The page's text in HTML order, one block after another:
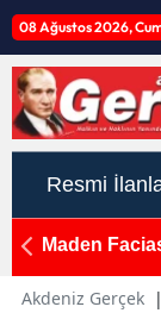
08 Ağustos 2026,
Resmi
Maden
Akdeniz Gerçek |